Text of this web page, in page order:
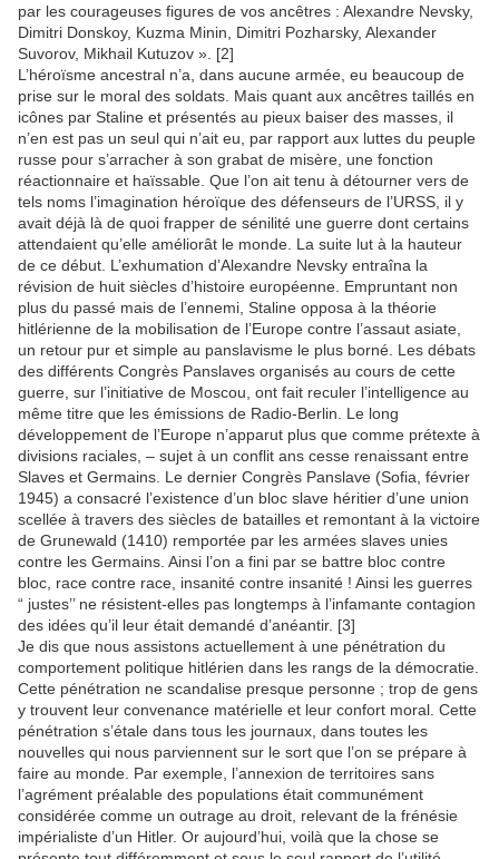
par les courageuses figures de vos ancêtres : Alexandre Nevsky,
Dimitri Donskoy, Kuzma Minin, Dimitri Pozharsky, Alexander
Suvorov, Mikhail Kutuzov ». [2]
L’héroïsme ancestral n’a, dans aucune armée, eu beaucoup de
prise sur le moral des soldats. Mais quant aux ancêtres taillés en
icônes par Staline et présentés au pieux baiser des masses, il
n’en est pas un seul qui n’ait eu, par rapport aux luttes du peuple
russe pour s’arracher à son grabat de misère, une fonction
réactionnaire et haïssable. Que l’on ait tenu à détourner vers de
tels noms l’imagination héroïque des défenseurs de l’URSS, il y
avait déjà là de quoi frapper de sénilité une guerre dont certains
attendaient qu’elle améliorât le monde. La suite lut à la hauteur
de ce début. L’exhumation d’Alexandre Nevsky entraîna la
révision de huit siècles d’histoire européenne. Empruntant non
plus du passé mais de l’ennemi, Staline opposa à la théorie
hitlérienne de la mobilisation de l’Europe contre l’assaut asiate,
un retour pur et simple au panslavisme le plus borné. Les débats
des différents Congrès Panslaves organisés au cours de cette
guerre, sur l’initiative de Moscou, ont fait reculer l’intelligence au
même titre que les émissions de Radio-Berlin. Le long
développement de l’Europe n’apparut plus que comme prétexte à
divisions raciales, – sujet à un conflit ans cesse renaissant entre
Slaves et Germains. Le dernier Congrès Panslave (Sofia, février
1945) a consacré l’existence d’un bloc slave héritier d’une union
scellée à travers des siècles de batailles et remontant à la victoire
de Grunewald (1410) remportée par les armées slaves unies
contre les Germains. Ainsi l’on a fini par se battre bloc contre
bloc, race contre race, insanité contre insanité ! Ainsi les guerres
“ justes’’ ne résistent-elles pas longtemps à l’infamante contagion
des idées qu’il leur était demandé d’anéantir. [3]
Je dis que nous assistons actuellement à une pénétration du
comportement politique hitlérien dans les rangs de la démocratie.
Cette pénétration ne scandalise presque personne ; trop de gens
y trouvent leur convenance matérielle et leur confort moral. Cette
pénétration s’étale dans tous les journaux, dans toutes les
nouvelles qui nous parviennent sur le sort que l’on se prépare à
faire au monde. Par exemple, l’annexion de territoires sans
l’agrément préalable des populations était communément
considérée comme un outrage au droit, relevant de la frénésie
impérialiste d’un Hitler. Or aujourd’hui, voilà que la chose se